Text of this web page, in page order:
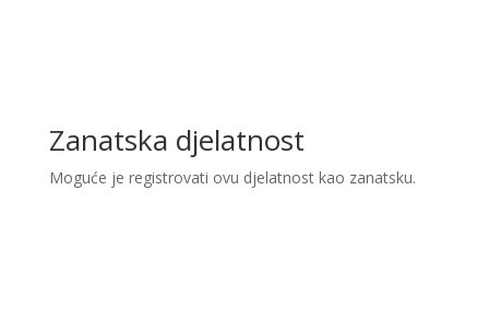
Zanatska djelatnost
Moguće je registrovati ovu djelatnost kao zanatsku.